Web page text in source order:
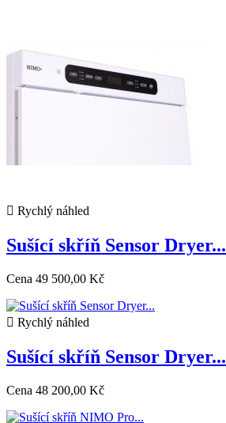
 Rychlý náhled
Sušící skříň Sensor Dryer...
Cena 49 500,00 Kč
 Rychlý náhled
Sušící skříň Sensor Dryer...
Cena 48 200,00 Kč